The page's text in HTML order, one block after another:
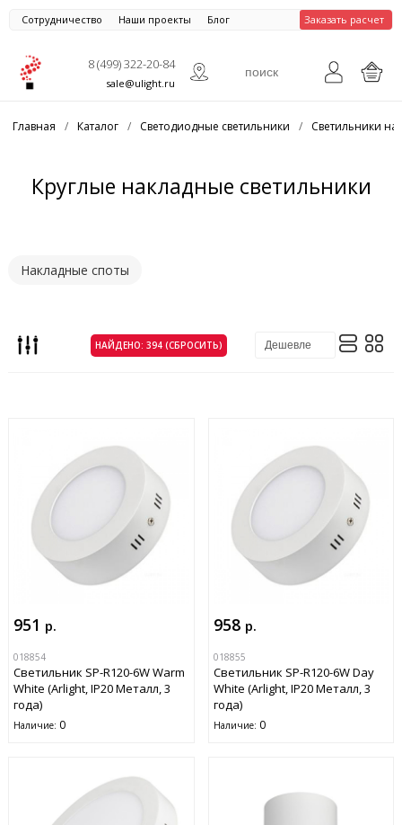
Сотрудничество Наши проекты Блог Заказать расчет
8 (499) 322-20-84
sale@ulight.ru
Главная / Каталог / Светодиодные светильники / Светильники
Круглые накладные светильники
Накладные споты
НАЙДЕНО: 394 (СБРОСИТЬ)
951 р.
018854
Светильник SP-R120-6W Warm
White (Arlight, IP20 Металл, 3
года)
Наличие: 0
958 р.
018855
Светильник SP-R120-6W Day
White (Arlight, IP20 Металл, 3
года)
Наличие: 0